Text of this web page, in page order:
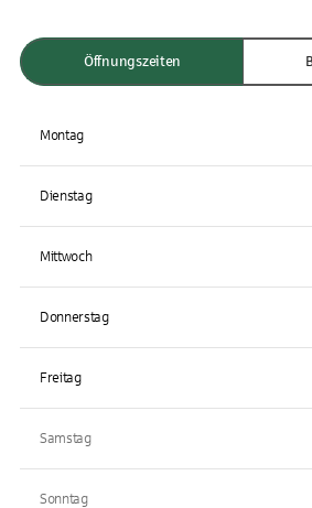
Öffnungszeiten
Montag
Dienstag
Mittwoch
Donnerstag
Freitag
Samstag
Sonntag